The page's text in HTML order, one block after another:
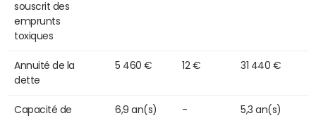
souscrit des
emprunts
toxiques
Annuité de la
dette
5 460 € 12 € 31 440 €
Capacité de
6,9 an(s) - 5,3 an(s)